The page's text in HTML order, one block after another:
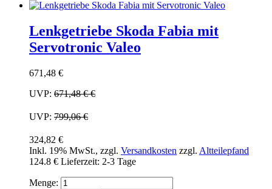
Lenkgetriebe Skoda Fabia mit
Servotronic Valeo
671,48 €
UVP: 671,48 €€
UVP: 799,06 €
324,82 €
Inkl. 19% MwSt., zzgl. Versandkosten zzgl. Altteilepfand
124.8 € Lieferzeit: 2-3 Tage
Menge: